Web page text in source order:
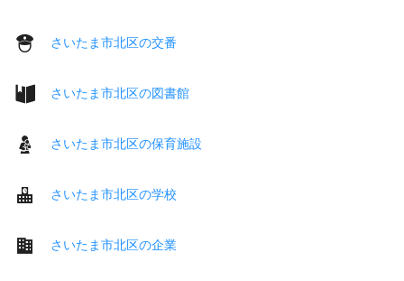
さいたま市北区の交番
さいたま市北区の図書館
さいたま市北区の保育施設
さいたま市北区の学校
さいたま市北区の企業